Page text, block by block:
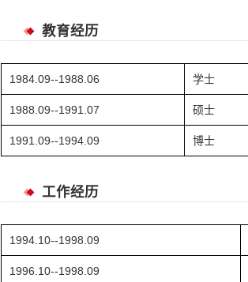
教育经历
1984.09--1988.06 学士
1988.09--1991.07 硕士
1991.09--1994.09 博士
工作经历
1994.10--1998.09
1996.10--1998.09